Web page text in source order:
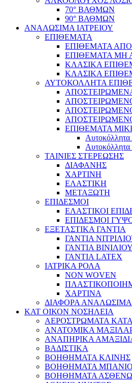
70° ΒΑΘΜΩΝ
90° ΒΑΘΜΩΝ
ΑΝΑΛΩΣΙΜΑ ΙΑΤΡΕΙΟΥ
ΕΠΙΘΕΜΑΤΑ
ΕΠΙΘΕΜΑΤΑ
ΕΠΙΘΕΜΑΤΑ ΜΗ
ΚΛΑΣΙΚΑ
ΚΛΑΣΙΚΑ
ΑΥΤΟΚΟΛΛΗΤΑ
ΑΠΟΣΤΕΙΡΩΜΕΝΟ
ΕΠΙΘΕΜΑΤΑ
Αυτοκόλλητα
ΤΑΙΝΙΕΣ ΣΤΕΡΕΩΣΗΣ
ΔΙΑΦΑΝΗΣ
ΧΑΡΤΙΝΗ
ΕΛΑΣΤΙΚΗ
ΜΕΤΑΞΩΤΗ
ΕΠΙΔΕΣΜΟΙ
ΕΛΑΣΤΙΚΟΙ
ΕΠΙΔΕΣΜΟΙ
ΕΞΕΤΑΣΤΙΚΑ ΓΑΝΤΙΑ
ΓΑΝΤΙΑ
ΓΑΝΤΙΑ ΒΙΝΙΛΙΟΥ
ΓΑΝΤΙΑ LATEX
ΙΑΤΡΙΚΑ ΡΟΛΑ
NON WOVEN
ΧΑΡΤΙΝΑ
ΔΙΑΦΟΡΑ ΑΝΑΛΩΣΙΜΑ
ΚΑΤ ΟΙΚΟΝ ΝΟΣΗΛΕΙΑ
ΑΕΡΟΣΤΡΩΜΑΤΑ
ΑΝΑΤΟΜΙΚΑ
ΑΝΑΠΗΡΙΚΑ
ΒΑΔΙΣΤΙΚΑ
ΒΟΗΘΗΜΑΤΑ ΚΛΙΝΗΣ
ΒΟΗΘΗΜΑΤΑ
ΒΟΗΘΗΜΑΤΑ